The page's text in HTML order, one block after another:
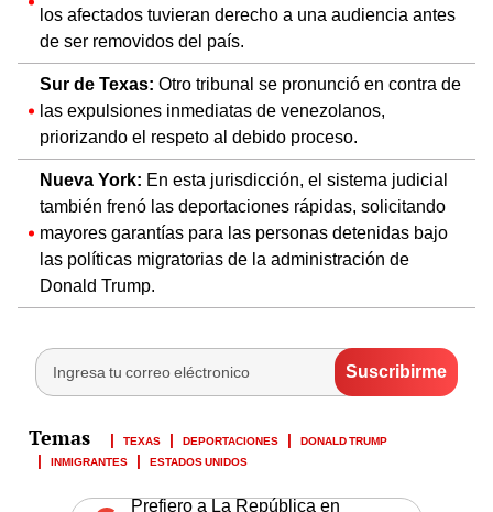
los afectados tuvieran derecho a una audiencia antes
de ser removidos del país.
Sur de Texas: Otro tribunal se pronunció en contra de
las expulsiones inmediatas de venezolanos,
priorizando el respeto al debido proceso.
Nueva York: En esta jurisdicción, el sistema judicial
también frenó las deportaciones rápidas, solicitando
mayores garantías para las personas detenidas bajo
las políticas migratorias de la administración de
Donald Trump.
TEXAS DEPORTACIONES
DONALD TRUMP
INMIGRANTES
ESTADOS UNIDOS
Prefiero a La República en